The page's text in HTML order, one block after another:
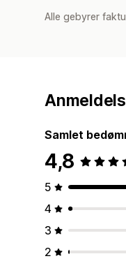
Alle gebyrer
Samlet
4,8
5
4
3
2